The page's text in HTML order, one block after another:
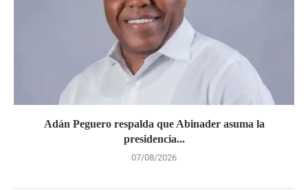
Adán Peguero respalda que Abinader asuma la
presidencia...
07/08/2026